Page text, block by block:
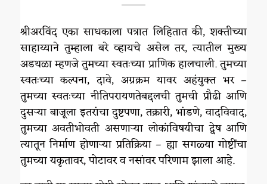
श्रीअरविंद एका साधकाला पत्रात लिहितात की, शक्तीच्या
साहाय्याने तुम्हाला बरे व्हायचे असेल तर, त्यातील मुख्य
अडथळा म्हणजे तुमच्या स्वतःच्या प्राणिक हालचाली. तुमच्या
स्वतःच्या कल्पना, दावे, अग्रक्रम यावर अहंयुक्त भर –
तुमच्या स्वतःच्या नीतिपरायणतेबद्दलची तुमची प्रौढी आणि
दुसऱ्या बाजूला इतरांचा दुष्टपणा, तक्रारी, भांडणे, वादविवाद,
तुमच्या अवतीभोवती असणाऱ्या लोकांविषयीचा द्वेष आणि
त्यातून निर्माण होणाऱ्या प्रतिक्रिया – ह्या सगळ्या गोष्टींचा
तुमच्या यकृतावर, पोटावर व नसांवर परिणाम झाला आहे.